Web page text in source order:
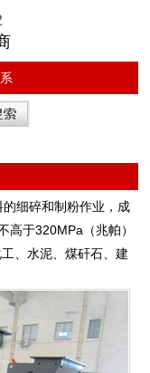
细碎和制粉作业，成
高于320MPa（兆帕）
、水泥、煤矸石、建